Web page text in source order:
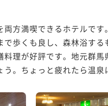
方満喫できるホテルです
で歩くも良し、森林浴す
理が好評です。地元群
。ちょっと疲れたら温泉